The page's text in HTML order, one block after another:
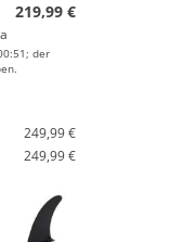
219,99 €
der
249,99 €
249,99 €